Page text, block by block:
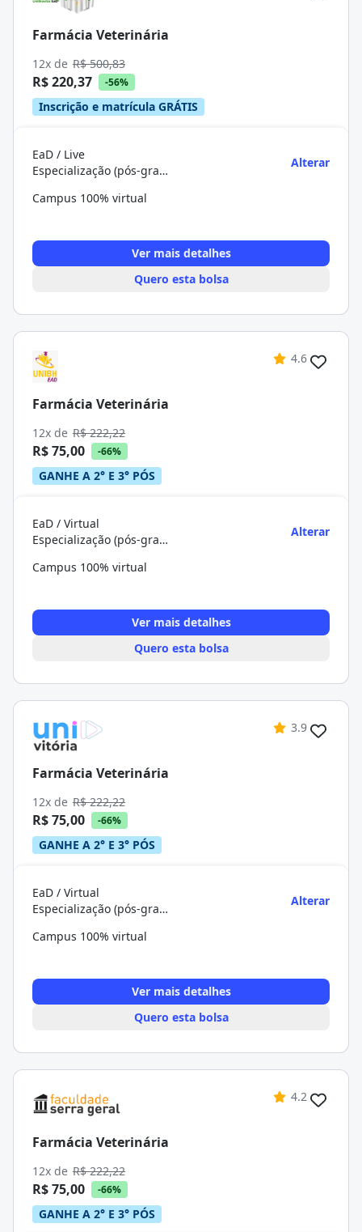
Farmácia Veterinária
12x de R$ 500,83
R$ 220,37 -56%
Inscrição e matrícula GRÁTIS
EaD / Live
Especialização (pós-graduação)
Alterar
Campus 100% virtual
Ver mais detalhes
Quero esta bolsa
4.6
Farmácia Veterinária
12x de R$ 222,22
R$ 75,00 -66%
GANHE A 2° E 3° PÓS
EaD / Virtual
Especialização (pós-graduação)
Alterar
Campus 100% virtual
Ver mais detalhes
Quero esta bolsa
3.9
Farmácia Veterinária
12x de R$ 222,22
R$ 75,00 -66%
GANHE A 2° E 3° PÓS
EaD / Virtual
Especialização (pós-graduação)
Alterar
Campus 100% virtual
Ver mais detalhes
Quero esta bolsa
4.2
Farmácia Veterinária
12x de R$ 222,22
R$ 75,00 -66%
GANHE A 2° E 3° PÓS